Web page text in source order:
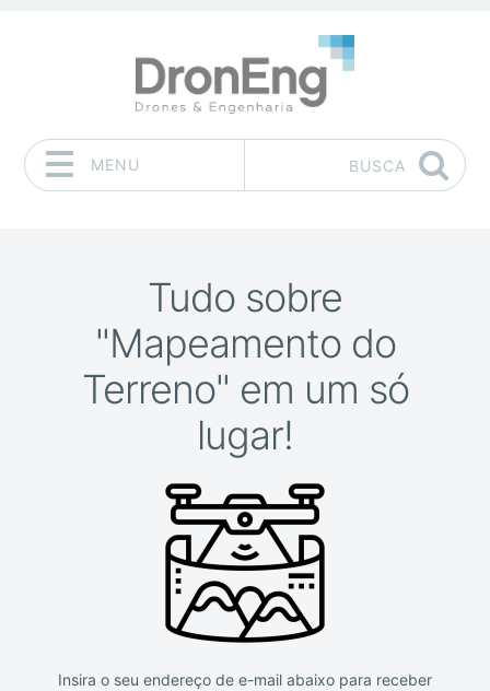
MENU BUSCA
Tudo sobre
"Mapeamento do
Terreno" em um só
lugar!
Insira o seu endereço de e-mail abaixo para receber